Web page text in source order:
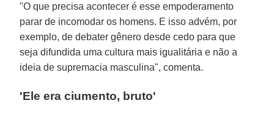
"O que precisa acontecer é esse empoderamento
parar de incomodar os homens. E isso advém, por
exemplo, de debater gênero desde cedo para que
seja difundida uma cultura mais igualitária e não a
ideia de supremacia masculina", comenta.
'Ele era ciumento, bruto'